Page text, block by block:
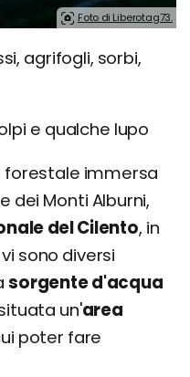
Foto di Liberotag73.
agrifogli, sorbi,
e qualche lupo
forestale immersa
Monti Alburni,
del Cilento, in
sono diversi
sorgente d'acqua
un'area
poter fare